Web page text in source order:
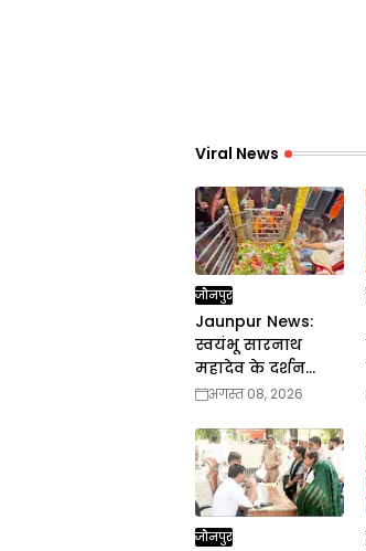
Viral News
जौनपुर
Jaunpur News:
स्वयंभू सारनाथ
महादेव के दर्शन
करने के लिये उमड़ा
अगस्त 08, 2026
जौनपुर